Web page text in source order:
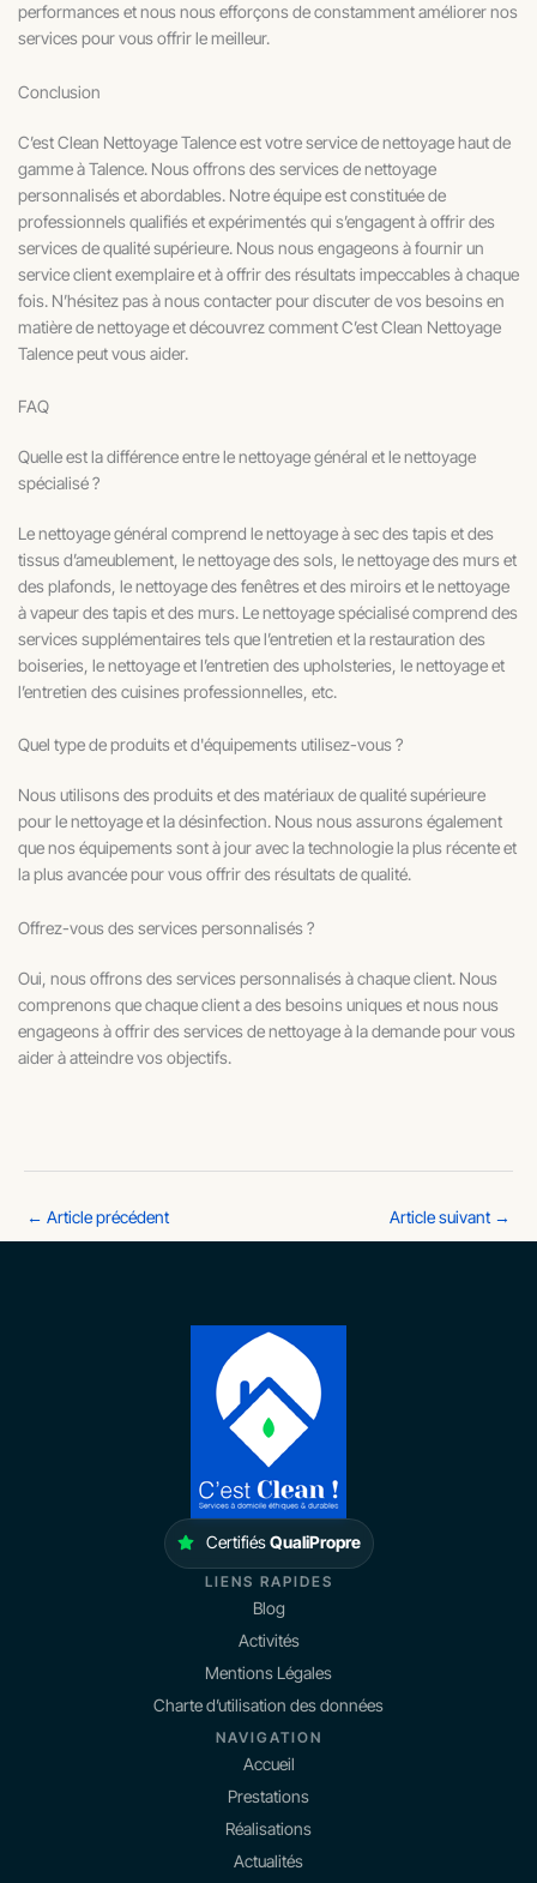
performances et nous nous efforçons de constamment améliorer nos
services pour vous offrir le meilleur.
Conclusion
C’est Clean Nettoyage Talence est votre service de nettoyage haut de
gamme à Talence. Nous offrons des services de nettoyage
personnalisés et abordables. Notre équipe est constituée de
professionnels qualifiés et expérimentés qui s’engagent à offrir des
services de qualité supérieure. Nous nous engageons à fournir un
service client exemplaire et à offrir des résultats impeccables à chaque
fois. N’hésitez pas à nous contacter pour discuter de vos besoins en
matière de nettoyage et découvrez comment C’est Clean Nettoyage
Talence peut vous aider.
FAQ
Quelle est la différence entre le nettoyage général et le nettoyage
spécialisé ?
Le nettoyage général comprend le nettoyage à sec des tapis et des
tissus d’ameublement, le nettoyage des sols, le nettoyage des murs et
des plafonds, le nettoyage des fenêtres et des miroirs et le nettoyage
à vapeur des tapis et des murs. Le nettoyage spécialisé comprend des
services supplémentaires tels que l’entretien et la restauration des
boiseries, le nettoyage et l’entretien des upholsteries, le nettoyage et
l’entretien des cuisines professionnelles, etc.
Quel type de produits et d'équipements utilisez-vous ?
Nous utilisons des produits et des matériaux de qualité supérieure
pour le nettoyage et la désinfection. Nous nous assurons également
que nos équipements sont à jour avec la technologie la plus récente et
la plus avancée pour vous offrir des résultats de qualité.
Offrez-vous des services personnalisés ?
Oui, nous offrons des services personnalisés à chaque client. Nous
comprenons que chaque client a des besoins uniques et nous nous
engageons à offrir des services de nettoyage à la demande pour vous
aider à atteindre vos objectifs.
← Article précédent Article suivant →
CertifiésQualiPropre
LIENS RAPIDES
Blog
Activités
Mentions Légales
Charte d’utilisation des données
NAVIGATION
Accueil
Prestations
Réalisations
Actualités